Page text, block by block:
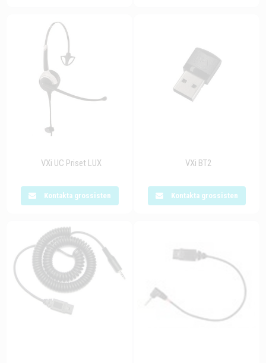
VXi UC Priset LUX
Kontakta grossisten
VXi BT2
Kontakta grossisten